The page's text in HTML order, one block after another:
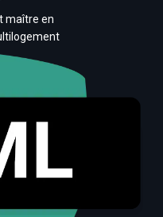
maître en